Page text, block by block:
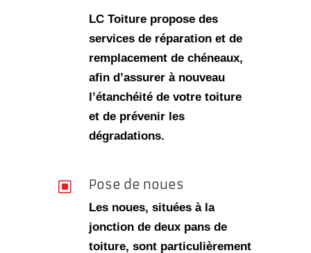
LC Toiture propose des
services de réparation et de
remplacement de chéneaux,
afin d’assurer à nouveau
l’étanchéité de votre toiture
et de prévenir les
dégradations.
W Pose de noues
Les noues, situées à la
jonction de deux pans de
toiture, sont particulièrement